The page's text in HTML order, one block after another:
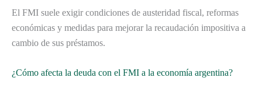
El FMI suele exigir condiciones de austeridad fiscal, reformas
económicas y medidas para mejorar la recaudación impositiva a
cambio de sus préstamos.
¿Cómo afecta la deuda con el FMI a la economía argentina?